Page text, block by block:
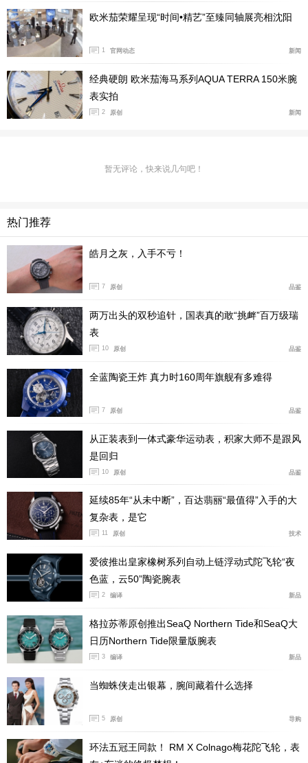
多纳尔·芬恩佩戴欧米茄星座系列天文台腕表亮相盛典，
表壳尺寸为39.4毫米，采用O-MEGASTEEL 打造，搭配
绿色皮表带与绿色表盘。
汤姆·弗朗西斯 (Tom Francis)
汤姆·弗朗西斯选择佩戴欧米茄星座系列天文台腕表，表
壳尺寸为39.4毫米，采用 Canopus 18K金打造，搭配蓝色
皮表带。
欧米茄荣耀呈现“时间•精艺”至臻同轴展亮相沈阳
1 官网动态 新闻
经典硬朗 欧米茄海马系列AQUA TERRA 150米腕
表实拍
2 原创 新闻
暂无评论，快来说几句吧！
热门推荐
皓月之灰，入手不亏！
7 原创 品鉴
两万出头的双秒追针，国表真的敢“挑衅”百万级瑞
表
10 原创 品鉴
全蓝陶瓷王炸 真力时160周年旗舰有多难得
7 原创 品鉴
从正装表到一体式豪华运动表，积家大师不是跟风
是回归
10 原创 品鉴
延续85年“从未中断”，百达翡丽“最值得”入手的大
复杂表，是它
11 原创 技术
爱彼推出皇家橡树系列自动上链浮动式陀飞轮“夜
色蓝，云50”陶瓷腕表
2 编译 新品
格拉苏蒂原创推出SeaQ Northern Tide和SeaQ大
日历Northern Tide限量版腕表
3 编译 新品
当蜘蛛侠走出银幕，腕间藏着什么选择
5 原创 导购
环法五冠王同款！ RM X Colnago梅花陀飞轮，表